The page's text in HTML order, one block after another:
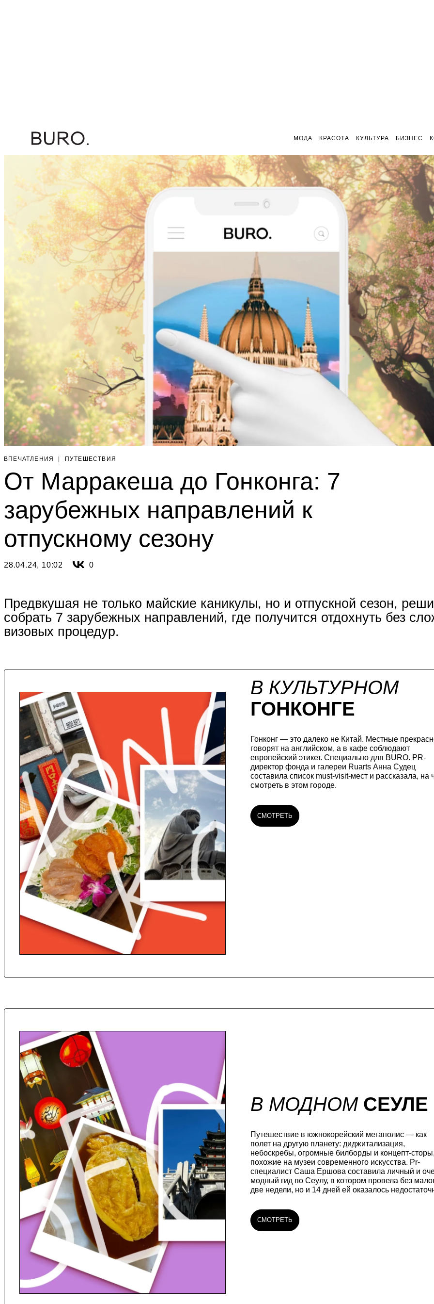
МОДА КРАСОТА КУЛЬТУРА БИЗНЕС
ВПЕЧАТЛЕНИЯ | ПУТЕШЕСТВИЯ
От Марракеша до Гонконга: 7
зарубежных направлений к
отпускному сезону
28.04.24, 10:02 0
Предвкушая не только майские каникулы, но и отпускной сезон,
собрать 7 зарубежных направлений, где получится отдохнуть без
визовых процедур.
В КУЛЬТУРНОМ
ГОНКОНГЕ
Гонконг — это далеко не Китай. Местные
говорят на английском, а в кафе соблюдают
европейский этикет. Специально для BURO. PR-
директор фонда и галереи Ruarts Анна Судец
составила список must-visit-мест и рассказала, на
смотреть в этом городе.
СМОТРЕТЬ
В МОДНОМ СЕУЛЕ
Путешествие в южнокорейский мегаполис — как
полет на другую планету: диджитализация,
небоскребы, огромные билборды и концепт-сторы,
похожие на музеи современного искусства. Pr-
специалист Саша Ершова составила личный и
модный гид по Сеулу, в котором провела без
две недели, но и 14 дней ей оказалось
СМОТРЕТЬ